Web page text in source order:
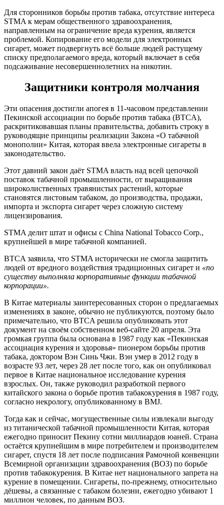
Для сторонников борьбы против табака, отсутствие интереса
STMA к мерам общественного здравоохранения,
направленным на ограничение вреда курения, является
проблемой. Копирование его модели для электронных
сигарет, может подвергнуть всё больше людей растущему
списку предполагаемого вреда, который включает в себя
подсаживание несовершеннолетних на никотин.
Защитники контроля молчания
Эти опасения достигли апогея в 11-часовом представлении
Пекинской ассоциации по борьбе против табака (BTCA),
раскритиковавшая планы правительства, добавить строку в
руководящие принципы реализации Закона «О табачной
монополии» Китая, которая ввела электронные сигареты в
законодательство.
Этот давний закон даёт STMA власть над всей цепочкой
поставок табачной промышленности, от выращивания
широколиственных травянистых растений, которые
становятся листовым табаком, до производства, продажи,
импорта и экспорта сигарет через сложную систему
лицензирования.
STMA делит штат и офисы с China National Tobacco Corp.,
крупнейшей в мире табачной компанией.
BTCA заявила, что STMA исторически не смогла защитить
людей от вредного воздействия традиционных сигарет и «по
существу выполняла корпоративные функции табачной
корпорации».
В Китае материалы заинтересованных сторон о предлагаемых
изменениях в законе, обычно не публикуются, поэтому было
примечательно, что BTCA решила опубликовать этот
документ на своём собственном веб-сайте 20 апреля. Эта
громкая группа была основана в 1987 году как «Пекинская
ассоциация курения и здоровья» пионером борьбы против
табака, доктором Вэн Синь Чжи. Вэн умер в 2012 году в
возрасте 93 лет, через 28 лет после того, как он опубликовал
первое в Китае национальное исследование курения
взрослых. Он, также руководил разработкой первого
китайского закона о борьбе против табакокурения в 1987 году,
согласно некрологу, опубликованному в BMJ.
Тогда как и сейчас, могущественные силы извлекали выгоду
из титанической табачной промышленности Китая, которая
ежегодно приносит Пекину сотни миллиардов юаней. Страна
остаётся крупнейшим в мире потребителем и производителем
сигарет, спустя 18 лет после подписания Рамочной конвенции
Всемирной организации здравоохранения (ВОЗ) по борьбе
против табакокурения. В Китае нет национального запрета на
курение в помещении. Сигареты, по-прежнему, относительно
дёшевы, а связанные с табаком болезни, ежегодно убивают 1
миллион человек, по данным ВОЗ.